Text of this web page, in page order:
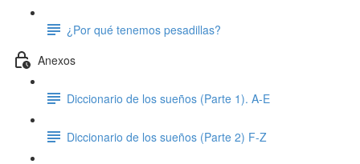
¿Por qué tenemos pesadillas?
Anexos
Diccionario de los sueños (Parte 1). A-E
Diccionario de los sueños (Parte 2) F-Z